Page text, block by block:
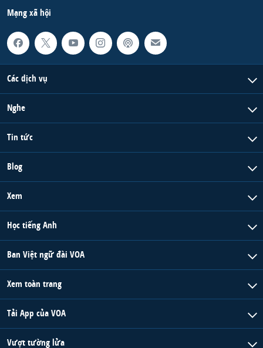
Mạng xã hội
Các dịch vụ
Nghe
Tin tức
Blog
Xem
Học tiếng Anh
Ban Việt ngữ đài VOA
Xem toàn trang
Tải App của VOA
Vượt tường lửa